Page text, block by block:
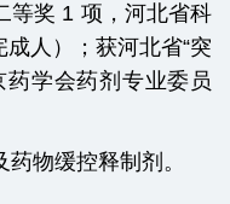
等奖 1 项，河北省科
人）；获河北省“突
学会药剂专业委员
物缓控释制剂。